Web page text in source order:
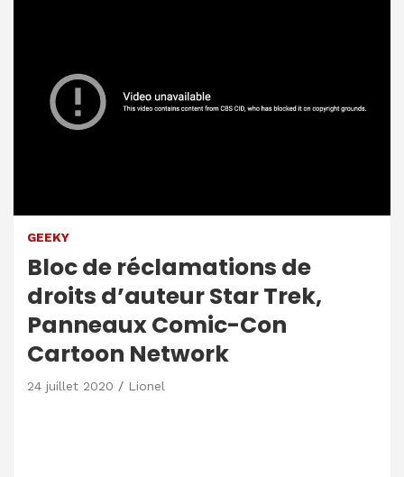
GEEKY
Bloc de réclamations de
droits d’auteur Star Trek,
Panneaux Comic-Con
Cartoon Network
24 juillet 2020 Lionel